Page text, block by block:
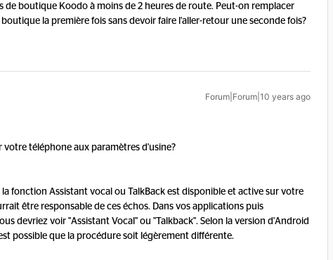
de boutique Koodo à moins de 2 heures de route. Peut-on remplacer
la première fois sans devoir faire l'aller-retour une seconde fois?
Forum|Forum|10 years ago
votre téléphone aux paramètres d'usine?
la fonction Assistant vocal ou TalkBack est disponible et active sur votre
être responsable de ces échos. Dans vos applications puis
devriez voir "Assistant Vocal" ou "Talkback". Selon la version d'Android
possible que la procédure soit légèrement différente.